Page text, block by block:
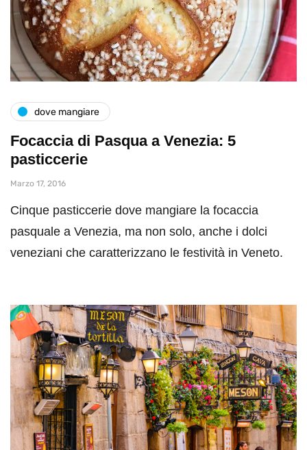
dove mangiare
Focaccia di Pasqua a Venezia: 5
pasticcerie
Marzo 17, 2016
Cinque pasticcerie dove mangiare la focaccia
pasquale a Venezia, ma non solo, anche i dolci
veneziani che caratterizzano le festività in Veneto.